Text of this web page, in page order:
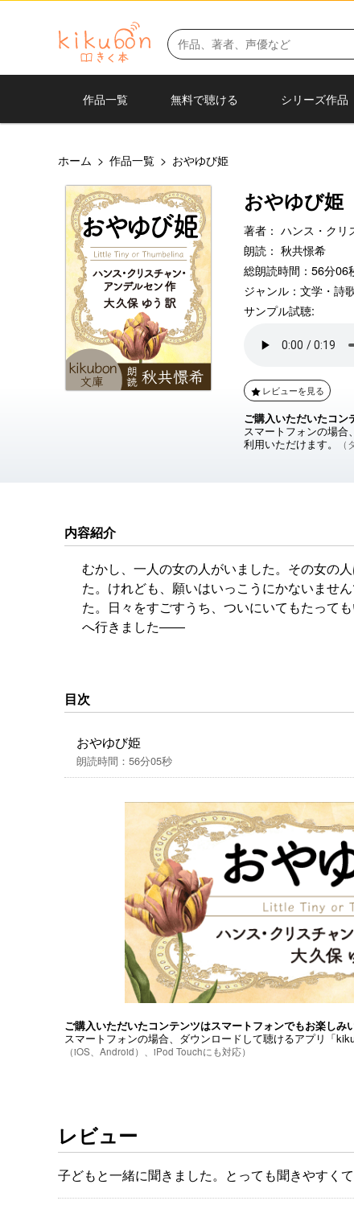
作品一覧 無料で聴ける シリーズ作品
ホーム > 作品一覧 > おやゆび姫
おやゆび姫
著者： ハンス・クリ
朗読： 秋共憬希
総朗読時間：56分06
ジャンル： 文学・詩
サンプル試聴:
レビューを見る
ご購入いただいたコン
スマートフォンの場
利用いただけます。
内容紹介
むかし、一人の女の人がいました。その女の
た。けれども、願いはいっこうにかないませ
た。日々をすごすうち、ついにいてもたって
へ行きました――
目次
おやゆび姫
朗読時間：56分05秒
ご購入いただいたコンテンツはスマートフォンでもお楽しみ
スマートフォンの場合、ダウンロードして聴けるアプリ「
（iOS、Android）、iPod Touchにも対応）
レビュー
子どもと一緒に聞きました。とっても聞きやすく